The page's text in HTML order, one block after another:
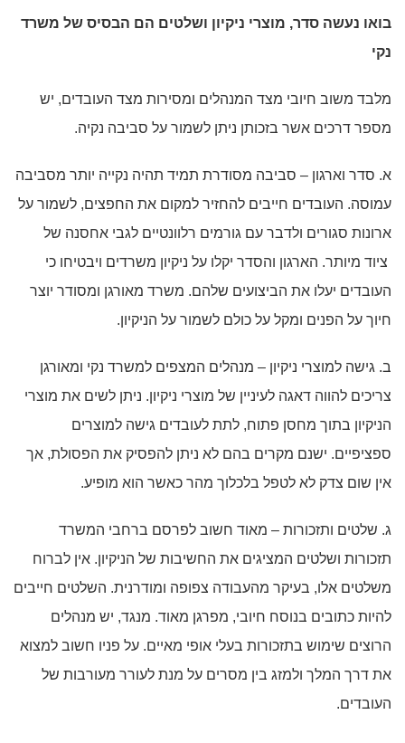
בואו נעשה סדר, מוצרי ניקיון ושלטים הם הבסיס של משרד
נקי
מלבד משוב חיובי מצד המנהלים ומסירות מצד העובדים, יש
מספר דרכים אשר בזכותן ניתן לשמור על סביבה נקיה.
א. סדר וארגון – סביבה מסודרת תמיד תהיה נקייה יותר מסביבה
עמוסה. העובדים חייבים להחזיר למקום את החפצים, לשמור על
ארונות סגורים ולדבר עם גורמים רלוונטיים לגבי אחסנה של
ציוד מיותר. הארגון והסדר יקלו על ניקיון משרדים ויבטיחו כי
העובדים יעלו את הביצועים שלהם. משרד מאורגן ומסודר יוצר
חיוך על הפנים ומקל על כולם לשמור על הניקיון.
ב. גישה למוצרי ניקיון – מנהלים המצפים למשרד נקי ומאורגן
צריכים להווה דאגה לעיניין של מוצרי ניקיון. ניתן לשים את מוצרי
הניקיון בתוך מחסן פתוח, לתת לעובדים גישה למוצרים
ספציפיים. ישנם מקרים בהם לא ניתן להפסיק את הפסולת, אך
אין שום צדק לא לטפל בלכלוך מהר כאשר הוא מופיע.
ג. שלטים ותזכורות – מאוד חשוב לפרסם ברחבי המשרד
תזכורות ושלטים המציגים את החשיבות של הניקיון. אין לברוח
משלטים אלו, בעיקר מהעבודה צפופה ומודרנית. השלטים חייבים
להיות כתובים בנוסח חיובי, מפרגן מאוד. מנגד, יש מנהלים
הרוצים שימוש בתזכורות בעלי אופי מאיים. על פניו חשוב למצוא
את דרך המלך ולמזג בין מסרים על מנת לעורר מעורבות של
העובדים.